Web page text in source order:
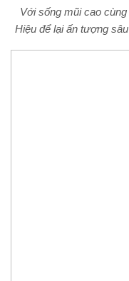
Với sống mũi cao
Hiệu để lại ấn tượng